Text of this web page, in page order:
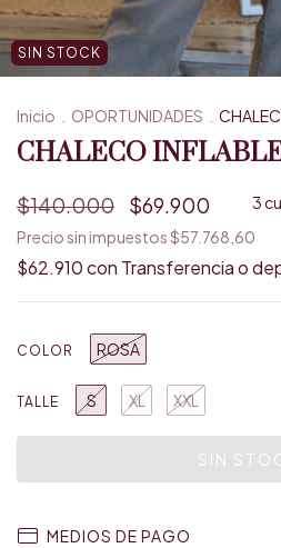
SIN STOCK
Inicio OPORTUNIDADES
CHALECO INFLABLE
$140.000 $69.900 3
Precio sin impuestos$57.768,60
$62.910con Transferencia o
COLOR ROSA
TALLE S XL XXL
MEDIOS DE PAGO